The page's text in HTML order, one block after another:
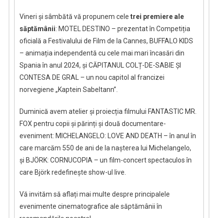
Vineri și sâmbătă vă propunem cele trei premiere ale
săptămânii: MOTEL DESTINO – prezentat în Competiția
oficială a Festivalului de Film de la Cannes, BUFFALO KIDS
– animația independentă cu cele mai mari încasări din
Spania în anul 2024, și CĂPITANUL COLȚ-DE-SABIE ȘI
CONTESA DE GRAL – un nou capitol al francizei
norvegiene „Kaptein Sabeltann”.
Duminică avem atelier și proiecția filmului FANTASTIC MR.
FOX pentru copii și părinți și două documentare-
eveniment: MICHELANGELO: LOVE AND DEATH – în anul în
care marcăm 550 de ani de la nașterea lui Michelangelo,
și BJÖRK: CORNUCOPIA – un film-concert spectaculos în
care Björk redefinește show-ul live.
Vă invităm să aflați mai multe despre principalele
evenimente cinematografice ale săptămânii în